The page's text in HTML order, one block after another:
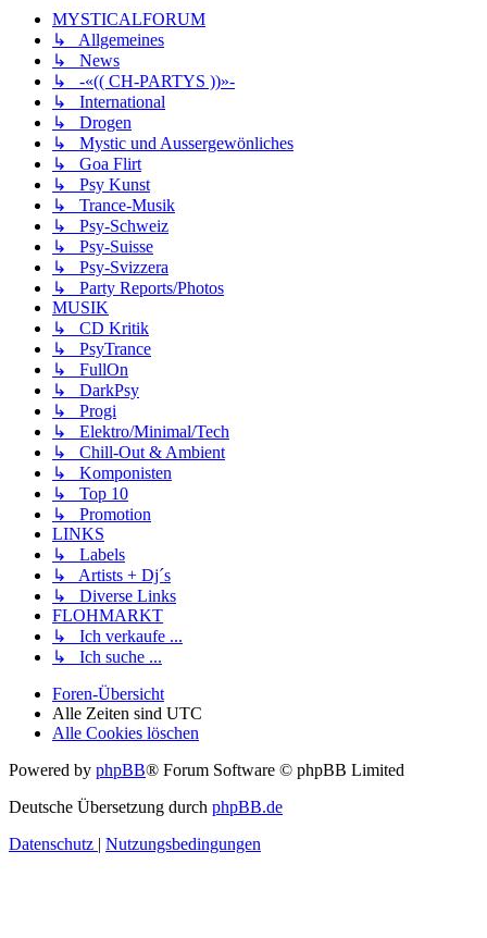
MYSTICALFORUM
↳ Allgemeines
↳ News
↳ -«(( CH-PARTYS ))»-
↳ International
↳ Drogen
↳ Mystic und Aussergewönliches
↳ Goa Flirt
↳ Psy Kunst
↳ Trance-Musik
↳ Psy-Schweiz
↳ Psy-Suisse
↳ Psy-Svizzera
↳ Party Reports/Photos
MUSIK
↳ CD Kritik
↳ PsyTrance
↳ FullOn
↳ DarkPsy
↳ Progi
↳ Elektro/Minimal/Tech
↳ Chill-Out & Ambient
↳ Komponisten
↳ Top 10
↳ Promotion
LINKS
↳ Labels
↳ Artists + Dj´s
↳ Diverse Links
FLOHMARKT
↳ Ich verkaufe ...
↳ Ich suche ...
Foren-Übersicht
Alle Zeiten sind UTC
Alle Cookies löschen
Powered by phpBB® Forum Software © phpBB Limited
Deutsche Übersetzung durch phpBB.de
Datenschutz | Nutzungsbedingungen